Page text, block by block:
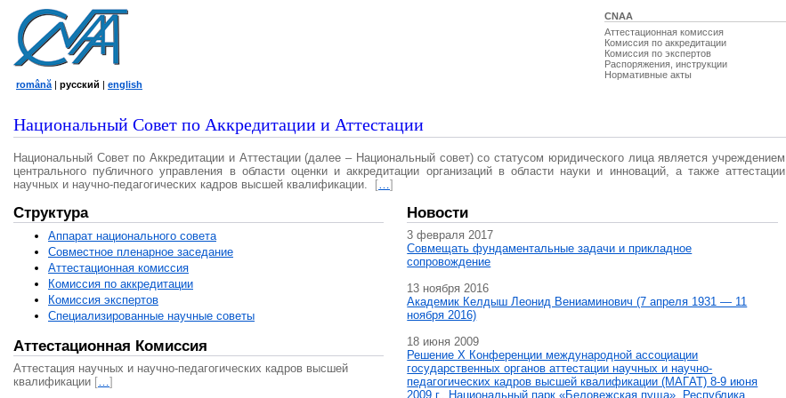
CNAA
Аттестационная комиссия
Комиссия по аккредитации
Комиссия по экспертов
Распоряжения, инструкции
Нормативные акты
română | русский | english
Национальный Совет по Аккредитации и Аттестации
Национальный Совет по Аккредитации и Аттестации (далее – Национальный совет) со статусом юридического лица является учреждением
центрального публичного управления в области оценки и аккредитации организаций в области науки и инноваций, а также аттестации
научных и научно-педагогических кадров высшей квалификации.
[…]
Структура
Аппарат национального совета
Совместное пленарное заседание
Аттестационная комисcия
Комиссия по аккредитации
Комиссия экспертов
Специализированные научные советы
Аттестационная Комиссия
Аттестация научных и научно-педагогических кадров высшей
квалификации […]
Новости
3 февраля 2017
Совмещать фундаментальные задачи и прикладное
сопровождение
13 ноября 2016
Академик Келдыш Леонид Вениаминович (7 апреля 1931 — 11
ноября 2016)
18 июня 2009
Решение X Конференции международной ассоциации
государственных органов аттестации научных и научно-
педагогических кадров высшей квалификации (МАГAT) 8-9 июня
2009 г., Национальный парк «Беловежская пуща», Республика